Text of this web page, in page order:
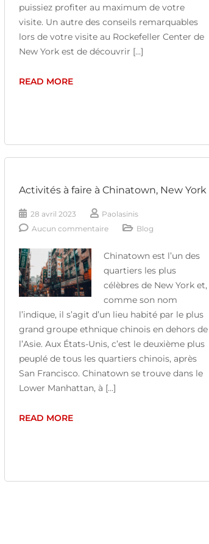
puissiez profiter au maximum de votre
visite. Un autre des conseils remarquables
lors de votre visite au Rockefeller Center de
New York est de découvrir [...]
READ MORE
Activités à faire à Chinatown, New York
28 avril 2023
Paolasinis
Aucun commentaire
Blog
Chinatown est l’un des
quartiers les plus
célèbres de New York et,
comme son nom
l’indique, il s’agit d’un lieu habité par le plus
grand groupe ethnique chinois en dehors de
l’Asie. Aux États-Unis, c’est le deuxième plus
peuplé de tous les quartiers chinois, après
San Francisco. Chinatown se trouve dans le
Lower Manhattan, à [...]
READ MORE